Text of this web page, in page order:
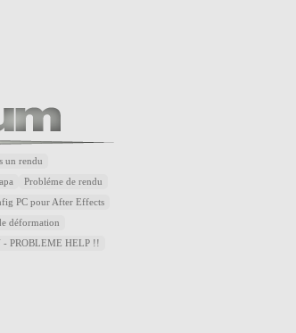
un rendu
Probléme de rendu
PC pour After Effects
déformation
- PROBLEME HELP !!